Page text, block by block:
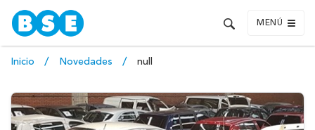
MENÚ
Inicio Novedades null